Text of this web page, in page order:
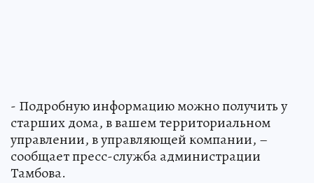
- Подробную информацию можно получить у
старших дома, в вашем территориальном
управлении, в управляющей компании, –
сообщает пресс-служба администрации
Тамбова.